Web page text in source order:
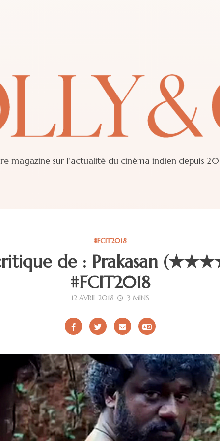
magazine sur l’actualité du cinéma indien depuis
#FCIT2018
de : Prakasan
#FCIT2018
12 AVRIL 2018 3 MINS